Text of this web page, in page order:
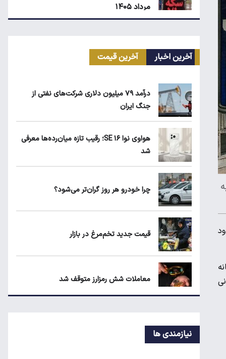
زمانی
مرداد ۱۴۰۵
دارد؟
عدالت چیست؟
۲
معرفی شد
آخرین اخبار آخرین قیمت
درآمد ۷۹ میلیون دلاری شرکت‌های نفتی از
جنگ ایران
هواوی نوا ۱۶ SE؛ رقیب تازه میان‌رده‌ها معرفی
شد
چرا خودرو هر روز گران‌تر می‌شود؟
قیمت جدید تخم‌مرغ در بازار
معاملات شش رمزارز متوقف شد
تکذیب اعمال ضریب ۲.۷ برای اینترنت بین‌الملل
نیازمندی ها